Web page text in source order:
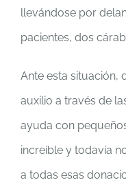
llevándose por
pacientes, dos
Ante esta situación,
auxilio a través de
ayuda con
increíble y todavía
a todas esas